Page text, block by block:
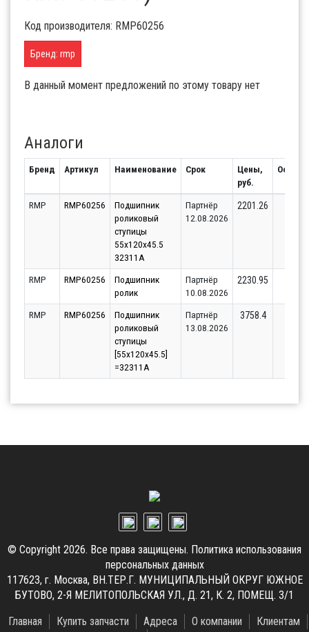
Код производителя: RMP60256
Бренд: rmp
В данный момент предложений по этому товару нет
Аналоги
Бренд Артикул Наименование Срок
Цены,
руб.
RMP RMP60256
Подшипник
роликовый
ступицы
55x120x45.5
32311A
Партнёр
12.08.2026
2201.26
RMP RMP60256
Подшипник
ролик
Партнёр
10.08.2026
2230.95
RMP RMP60256
Подшипник
роликовый
ступицы
[55x120x45.5]
=32311A
Партнёр
13.08.2026
3758.4
© Copyright 2026. Все права защищены. Политика использования
персональных данных
117623, г. Москва, ВН.ТЕР.Г. МУНИЦИПАЛЬНЫЙ ОКРУГ ЮЖНОЕ
БУТОВО, 2-Я МЕЛИТОПОЛЬСКАЯ УЛ., Д. 21, К. 2, ПОМЕЩ. 3/1
Главная
Купить запчасти Адреса О компании
Клиентам